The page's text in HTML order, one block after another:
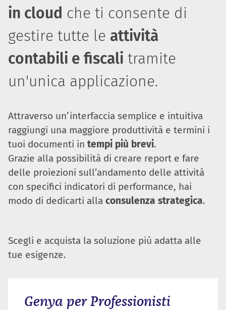
in cloud che ti consente di
gestire tutte le attività
contabili e fiscali tramite
un'unica applicazione.
Attraverso un’interfaccia semplice e intuitiva
raggiungi una maggiore produttività e termini i
tuoi documenti in tempi più brevi.
Grazie alla possibilità di creare report e fare
delle proiezioni sull’andamento delle attività
con specifici indicatori di performance, hai
modo di dedicarti alla consulenza strategica.
Scegli e acquista la soluzione più adatta alle
tue esigenze.
Genya per Professionisti